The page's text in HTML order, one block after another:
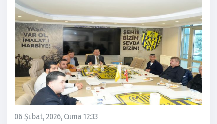
06 Şubat, 2026, Cuma 12:33